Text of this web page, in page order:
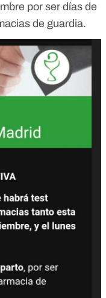
por ser días de
de guardia.